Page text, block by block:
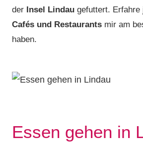
der Insel Lindau gefuttert. Erfahre
Cafés und Restaurants mir am
haben.
Essen gehen in